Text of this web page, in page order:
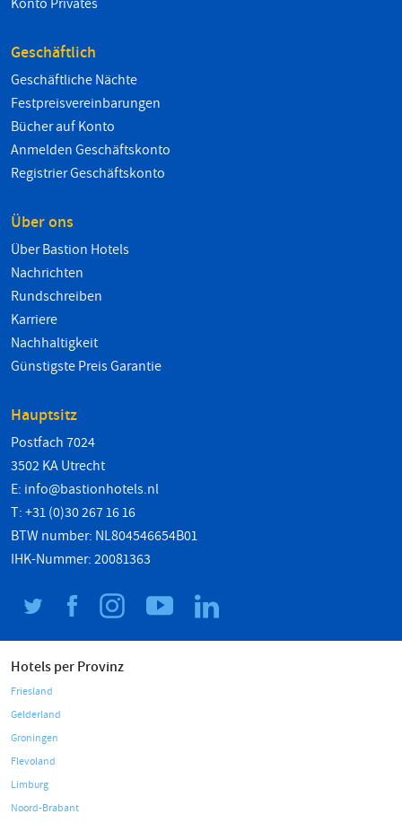
Geschäftlich
Geschäftliche Nächte
Festpreisvereinbarungen
Bücher auf Konto
Anmelden Geschäftskonto
Registrier Geschäftskonto
Über ons
Über Bastion Hotels
Nachrichten
Rundschreiben
Karriere
Nachhaltigkeit
Günstigste Preis Garantie
Hauptsitz
Postfach 7024
3502 KA Utrecht
E: info@bastionhotels.nl
T: +31 (0)30 267 16 16
BTW number: NL804546654B01
IHK-Nummer: 20081363
Hotels per Provinz
Friesland
Gelderland
Groningen
Flevoland
Limburg
Noord-Brabant